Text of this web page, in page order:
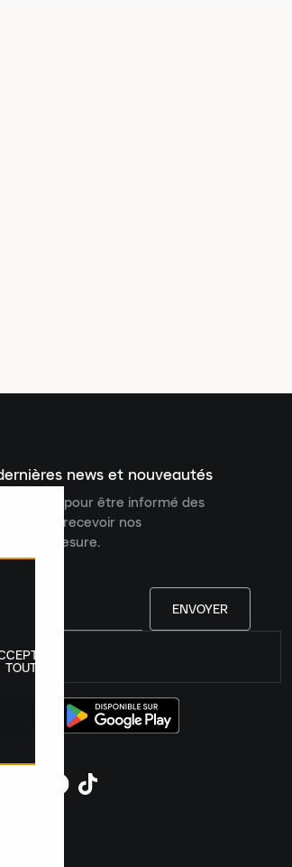
news et nouveautés
Laced pour être informé des
et recevoir nos
sur mesure.
ENVOYER
TOUT